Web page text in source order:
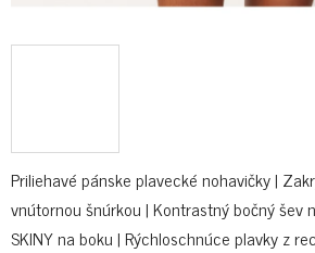
Priliehavé pánske plavecké nohavičky |
vnútornou šnúrkou | Kontrastný bočný šev
SKINY na boku | Rýchloschnúce plavky z